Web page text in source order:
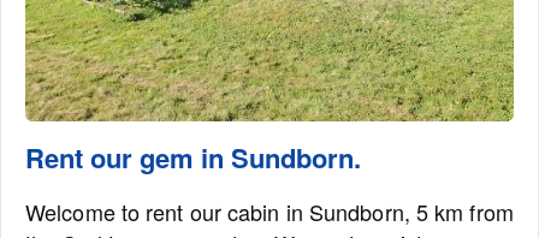
Rent our gem in Sundborn.
Welcome to rent our cabin in Sundborn, 5 km from